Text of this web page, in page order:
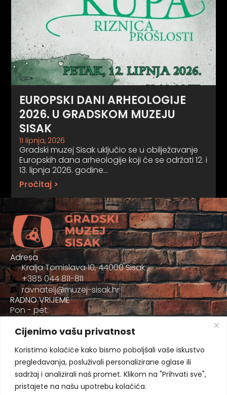
Cijenimo vašu privatnost
Koristimo kolačiće kako bismo poboljšali vaše iskustvo
pregledavanja, posluživali personalizirane oglase ili
sadržaj i analizirali naš promet. Klikom na "Prihvati sve",
pristajete na našu upotrebu kolačića.
EUROPSKI DANI ARHEOLOGIJE
2026. U GRADSKOM MUZEJU
SISAK
11 lipnja, 2026
Gradski muzej Sisak uključio se u obilježavanje
Europskih dana arheologije koji će se održati 12. i
13. lipnja 2026. godine…
Pročitaj >
Adresa
Kralja Tomislava 10, 44000 Sisak
+385 044 811-811
ravnatelj@muzej-sisak.hr
RADNO VRIJEME
Pon - pet:
Sub